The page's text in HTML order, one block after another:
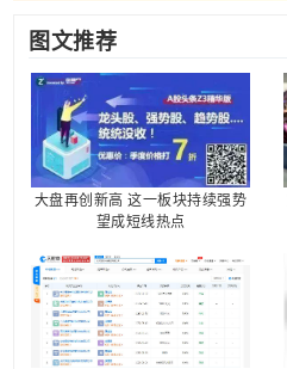
图文推荐
大盘再创新高 这一板块持续强势
望成短线热点